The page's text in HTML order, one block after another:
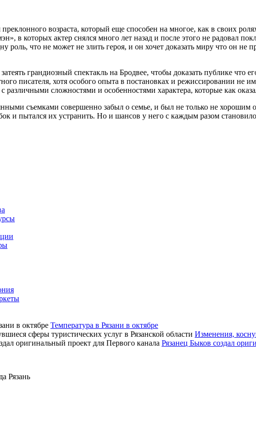
преклонного возраста, который еще способен на многое, как в своих
в которых актер снялся много лет назад и после этого не
роль, что не может не злить героя, и он хочет доказать миру что он
грандиозный спектакль на Бродвее, чтобы доказать публике
писателя, хотя особого опыта в постановках и режиссировании не
с различными сложностями и особенностями характера, которые как
съемками совершенно забыл о семье, и был не только не
и пытался их устранить. Но и шансов у него с каждым разом
Температура в Рязани в октябре
Изменения,
Рязанец Быков создал
Рязань